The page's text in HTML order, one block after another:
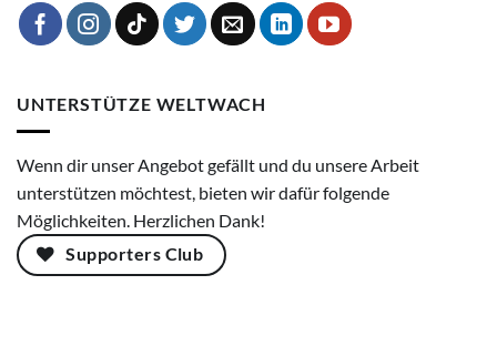
UNTERSTÜTZE WELTWACH
Wenn dir unser Angebot gefällt und du unsere Arbeit
unterstützen möchtest, bieten wir dafür folgende
Möglichkeiten. Herzlichen Dank!
Supporters Club